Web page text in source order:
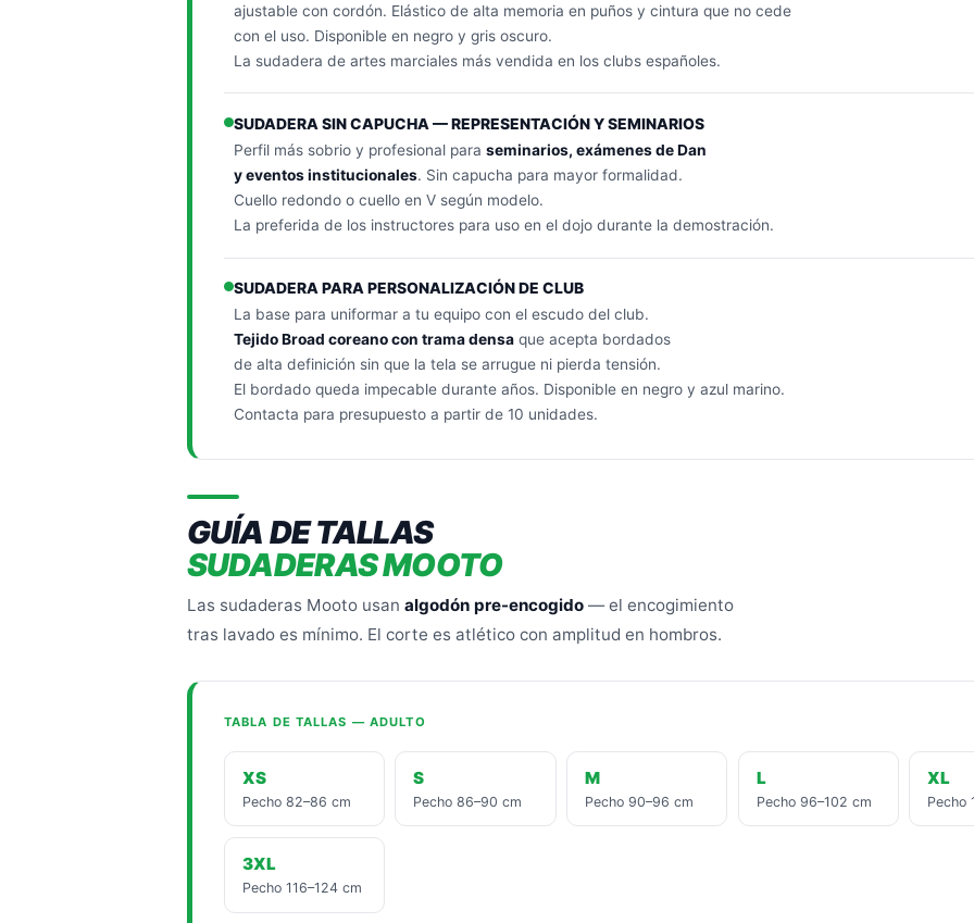
ajustable con cordón. Elástico de alta memoria en puños y cintura que no cede
con el uso. Disponible en negro y gris oscuro.
La sudadera de artes marciales más vendida en los clubs españoles.
SUDADERA SIN CAPUCHA — REPRESENTACIÓN Y SEMINARIOS
Perfil más sobrio y profesional para seminarios, exámenes de Dan
y eventos institucionales. Sin capucha para mayor formalidad.
Cuello redondo o cuello en V según modelo.
La preferida de los instructores para uso en el dojo durante la demostración.
SUDADERA PARA PERSONALIZACIÓN DE CLUB
La base para uniformar a tu equipo con el escudo del club.
Tejido Broad coreano con trama densaque acepta bordados
de alta definición sin que la tela se arrugue ni pierda tensión.
El bordado queda impecable durante años. Disponible en negro y azul marino.
Contacta para presupuesto a partir de 10 unidades.
GUÍA DE TALLAS
SUDADERAS MOOTO
Las sudaderas Mooto usan algodón pre-encogido — el encogimiento
tras lavado es mínimo. El corte es atlético con amplitud en hombros.
TABLA DE TALLAS — ADULTO
XS
Pecho 82–86 cm
S
Pecho 86–90 cm
M
Pecho 90–96 cm
L
Pecho 96–102 cm
XL
Pecho
3XL
Pecho 116–124 cm